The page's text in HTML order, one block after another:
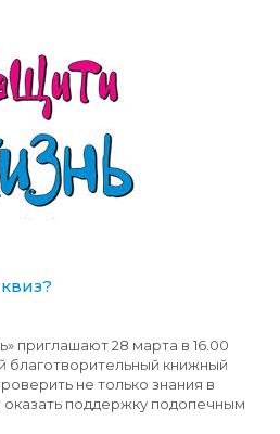
приглашают 28 марта в 16.00
благотворительный книжный
не только знания в
оказать поддержку подопечным